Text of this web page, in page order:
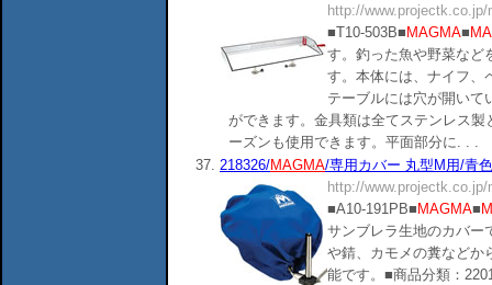
http://
■T10-503B■ MAGMA■
す。釣った魚や野菜など
す。本体には、ナイフ、
テーブルには穴が開いて
ができます。金具類は全てステンレス
ーズンも使用できます。平面部分に. . .
37. 218326/MAGMA/専用カバー 丸型M用/青
http://
■A10-191PB■ MAGMA■
サンブレラ生地のカバー
や錆、カモメの糞などか
能です。■商品分類：